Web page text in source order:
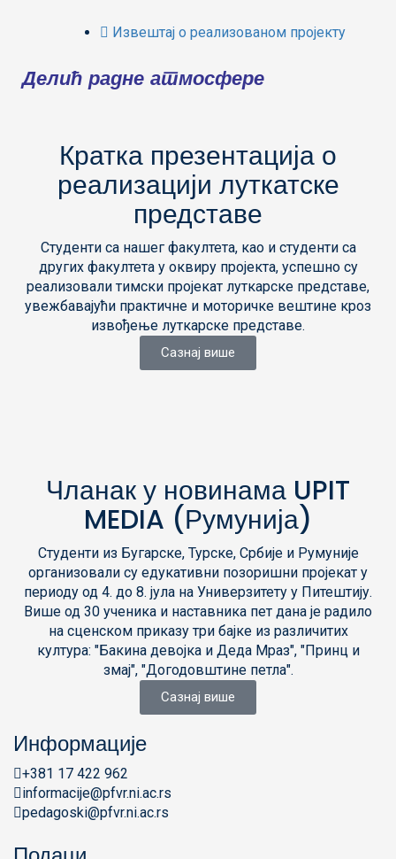
Извештај о реализованом пројекту
Делић радне атмосфере
Кратка презентација о
реализацији луткатске
представе
Студенти са нашег факултета, као и студенти са
других факултета у оквиру пројекта, успешно су
реализовали тимски пројекат луткарске представе,
увежбавајући практичне и моторичке вештине кроз
извођење луткарске представе.
Сазнај више
Чланак у новинама UPIT
MEDIA (Румунија)
Студенти из Бугарске, Турске, Србије и Румуније
организовали су едукативни позоришни пројекат у
периоду од 4. до 8. јула на Универзитету у Питештију.
Више од 30 ученика и наставника пет дана је радило
на сценском приказу три бајке из различитих
култура: "Бакина девојка и Деда Мраз", "Принц и
змај", "Догодовштине петла".
Сазнај више
Информације
+381 17 422 962
informacije@pfvr.ni.ac.rs
pedagoski@pfvr.ni.ac.rs